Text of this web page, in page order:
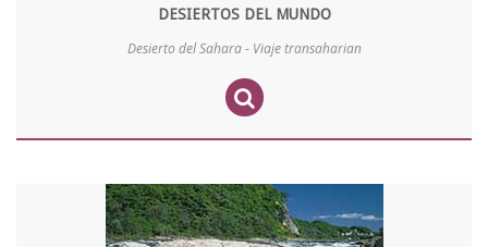
DESIERTOS DEL MUNDO
Desierto del Sahara - Viaje transaharian